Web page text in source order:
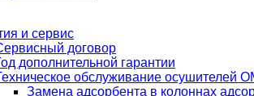
и сервис
договор
дополнительной гарантии
обслуживание осушителей
Замена адсорбента в колоннах